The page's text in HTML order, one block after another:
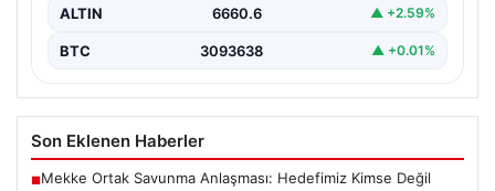
ALTIN 6660.6 ▲ +2.59%
BTC 3093638 ▲ +0.01%
Son Eklenen Haberler
■Mekke Ortak Savunma Anlaşması: Hedefimiz Kimse Değil